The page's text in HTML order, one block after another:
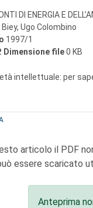
DI ENERGIA E
Ugo Colombino
1997/1
Dimensione file0 KB
intellettuale: per
articolo il PDF
essere scaricato
Anteprima